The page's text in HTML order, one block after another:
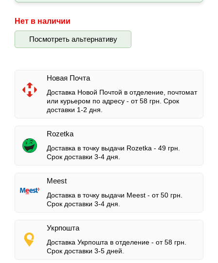
Нет в наличии
Посмотреть альтернативу
Новая Почта
Доставка Новой Почтой в отделение, почтомат
или курьером по адресу - от 58 грн. Срок
доставки 1-2 дня.
Rozetka
Доставка в точку выдачи Rozetka - 49 грн.
Срок доставки 3-4 дня.
Meest
Доставка в точку выдачи Meest - от 50 грн.
Срок доставки 3-4 дня.
Укрпошта
Доставка Укрпошта в отделение - от 58 грн.
Срок доставки 3-5 дней.